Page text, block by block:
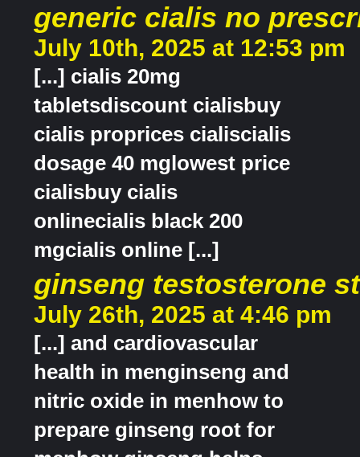
generic cialis no
July 10th, 2025 at 12:53 pm
[...] cialis 20mg
tabletsdiscount cialisbuy
cialis proprices cialiscialis
dosage 40 mglowest price
cialisbuy cialis
onlinecialis black 200
mgcialis online [...]
ginseng testosterone
July 26th, 2025 at 4:46 pm
[...] and cardiovascular
health in menginseng and
nitric oxide in menhow to
prepare ginseng root for